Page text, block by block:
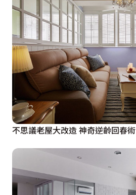
不思議老屋大改造 神奇逆齡回春術